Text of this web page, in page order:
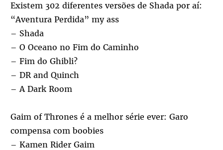
Existem 302 diferentes versões de Shada por aí:
“Aventura Perdida” my ass
– Shada
– O Oceano no Fim do Caminho
– Fim do Ghibli?
– DR and Quinch
– A Dark Room
Gaim of Thrones é a melhor série ever: Garo
compensa com boobies
– Kamen Rider Gaim